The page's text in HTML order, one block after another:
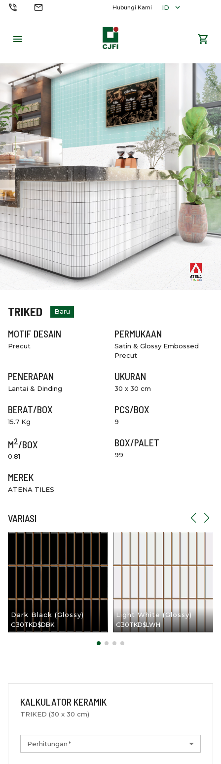
Hubungi Kami ID
TRIKED Baru
MOTIF DESAIN
Precut
PERMUKAAN
Satin & Glossy Embossed
Precut
PENERAPAN
Lantai & Dinding
UKURAN
30 x 30 cm
BERAT/BOX
15.7 Kg
PCS/BOX
9
M2/BOX
0.81
BOX/PALET
99
MEREK
ATENA TILES
VARIASI
Dark Black (glossy)
G30TKD$DBK
Light White (glossy)
G30TKD$LWH
KALKULATOR KERAMIK
TRIKED (30 x 30 cm)
Perhitungan*